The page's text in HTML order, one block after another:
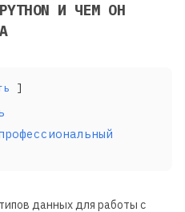
И ЧЕМ ОН
данных для работы с